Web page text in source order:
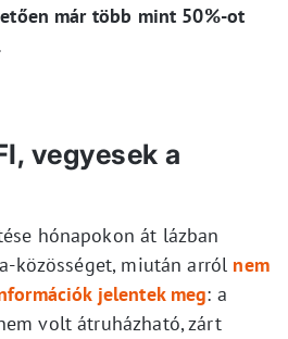
már több mint 50%-ot
vegyesek a
hónapokon át lázban
közösséget, miután arról nem
jelentek meg: a
volt átruházható, zárt